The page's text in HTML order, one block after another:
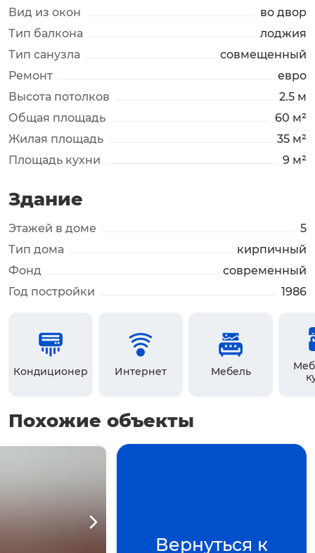
Вид из окон
во двор
Тип балкона
лоджия
Тип санузла
совмещенный
Ремонт
евро
Высота потолков
2.5 м
Общая площадь
60 м²
Жилая площадь
35 м²
Площадь кухни
9 м²
Здание
Этажей в доме
5
Тип дома
кирпичный
Фонд
современный
Год постройки
1986
Кондиционер Интернет Мебель
Похожие объекты
Вернуться к